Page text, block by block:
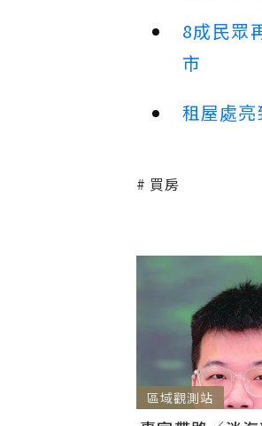
8成民眾
市
租屋處
買房
區域觀測站